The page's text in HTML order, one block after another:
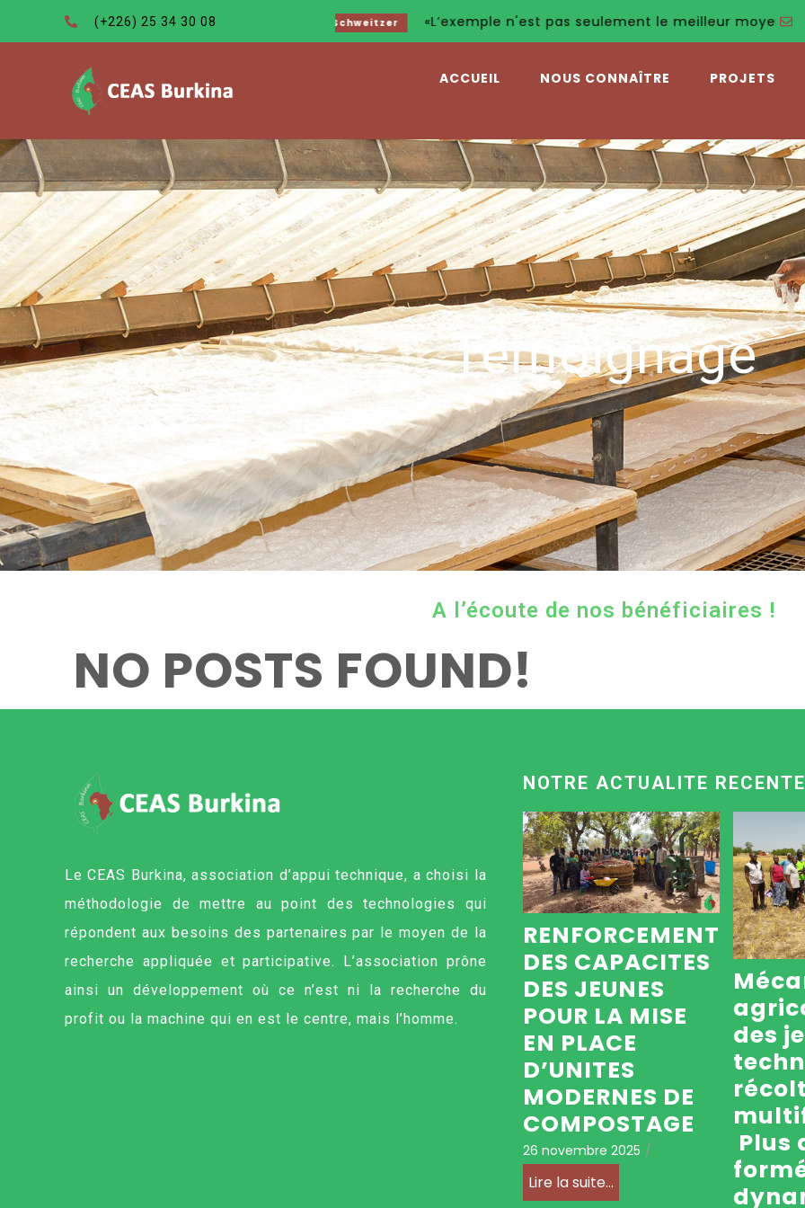
(+226) 25 34 30 08 Albert Schweitzer «L’exemple n'est pas seulement le meilleur moyen pour
ACCUEIL NOUS CONNAÎTRE PROJETS
Témoignage
A l’écoute de nos bénéficiaires !
NO POSTS FOUND!
Le CEAS Burkina, association d’appui technique, a choisi la
méthodologie de mettre au point des technologies qui
répondent aux besoins des partenaires par le moyen de la
recherche appliquée et participative. L’association prône
ainsi un développement où ce n’est ni la recherche du
profit ou la machine qui en est le centre, mais l’homme.
NOTRE ACTUALITE RECENTE
RENFORCEMENT
DES CAPACITES
DES JEUNES
POUR LA MISE
EN PLACE
D’UNITES
MODERNES DE
COMPOSTAGE
26 novembre 2025 /
Lire la suite...
des
Plus